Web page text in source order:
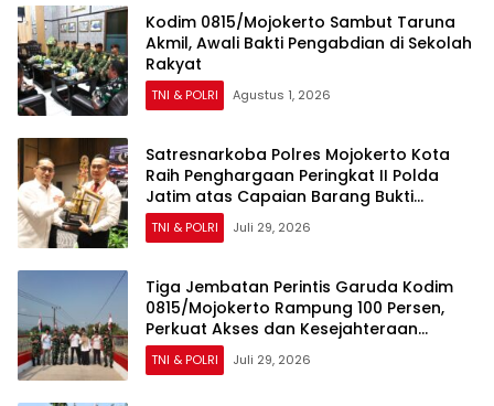
Kodim 0815/Mojokerto Sambut Taruna
Akmil, Awali Bakti Pengabdian di Sekolah
Rakyat
TNI & POLRI Agustus 1, 2026
Satresnarkoba Polres Mojokerto Kota
Raih Penghargaan Peringkat II Polda
Jatim atas Capaian Barang Bukti
Narkoba Terbanyak
TNI & POLRI Juli 29, 2026
Tiga Jembatan Perintis Garuda Kodim
0815/Mojokerto Rampung 100 Persen,
Perkuat Akses dan Kesejahteraan
Warga
TNI & POLRI Juli 29, 2026